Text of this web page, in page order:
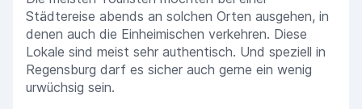
Städtereise abends an solchen Orten ausgehen, in
denen auch die Einheimischen verkehren. Diese
Lokale sind meist sehr authentisch. Und speziell in
Regensburg darf es sicher auch gerne ein wenig
urwüchsig sein.